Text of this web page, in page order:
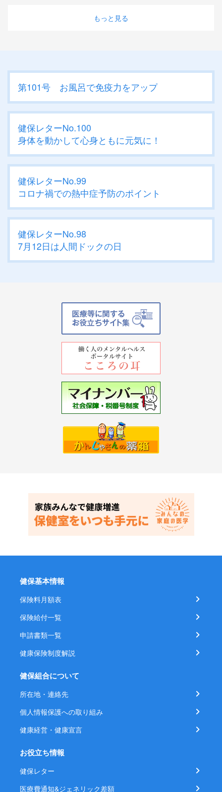
もっと見る
第101号 お風呂で免疫力をアップ
健保レターNo.100
身体を動かして心身ともに元気に！
健保レターNo.99
コロナ禍での熱中症予防のポイント
健保レターNo.98
7月12日は人間ドックの日
健保基本情報
保険料月額表
保険給付一覧
申請書類一覧
健康保険制度解説
健保組合について
所在地・連絡先
個人情報保護への取り組み
健康経営・健康宣言
お役立ち情報
健保レター
医療費通知&ジェネリック差額